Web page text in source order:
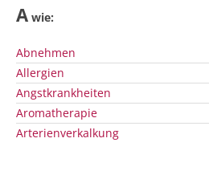
A wie:
Abnehmen
Allergien
Angstkrankheiten
Aromatherapie
Arterienverkalkung